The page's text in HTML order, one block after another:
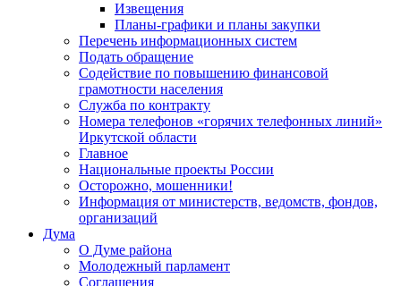
Извещения
Планы-графики и планы закупки
Перечень информационных систем
Подать обращение
Содействие по повышению финансовой
грамотности населения
Служба по контракту
Номера телефонов «горячих телефонных линий»
Иркутской области
Главное
Национальные проекты России
Осторожно, мошенники!
Информация от министерств, ведомств, фондов,
организаций
Дума
О Думе района
Молодежный парламент
Соглашения